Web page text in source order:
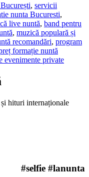
, servicii
nunta Bucuresti,
live nuntă, band pentru
, muzică populară și
recomandări, program
formație nuntă
evenimente private
hituri internaționale
#selfie #lanunta